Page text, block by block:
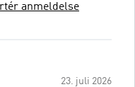
anmeldelse
23. juli 2026